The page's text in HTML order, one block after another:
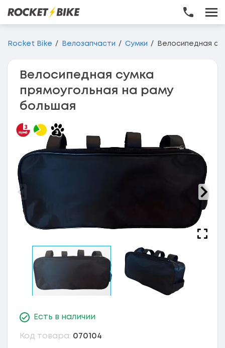
Перейти до основного вмісту
Rocket Bike Велозапчасти Сумки Велосипедная
Велосипедная сумка
прямоугольная на раму
большая
Есть в наличии
Код товара: 070104